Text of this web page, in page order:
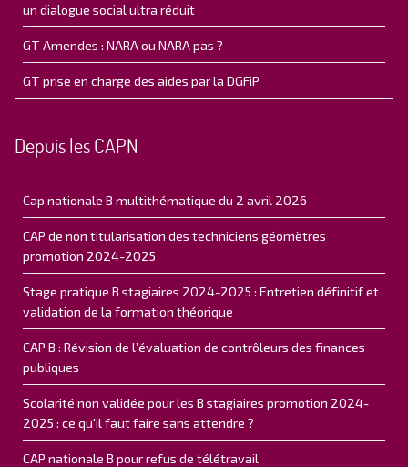
un dialogue social ultra réduit
GT Amendes : NARA ou NARA pas ?
GT prise en charge des aides par la DGFiP
Depuis les CAPN
Cap nationale B multithématique du 2 avril 2026
CAP de non titularisation des techniciens géomètres
promotion 2024-2025
Stage pratique B stagiaires 2024-2025 : Entretien définitif et
validation de la formation théorique
CAP B : Révision de l’évaluation de contrôleurs des finances
publiques
Scolarité non validée pour les B stagiaires promotion 2024-
2025 : ce qu'il faut faire sans attendre ?
CAP nationale B pour refus de télétravail